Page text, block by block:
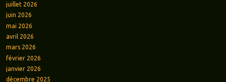
juillet 2026
juin 2026
mai 2026
avril 2026
mars 2026
février 2026
janvier 2026
décembre 2025